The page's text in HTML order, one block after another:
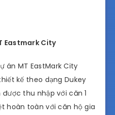
Eastmark City
án MT EastMark City
kế theo dạng Dukey
thu nhập với căn 1
hoàn toàn với căn hộ gia